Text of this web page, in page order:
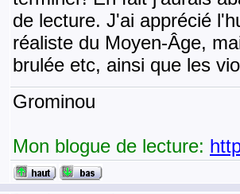
de lecture. J'ai apprécié
réaliste du Moyen-Âge,
brulée etc, ainsi que les
Grominou
Mon blogue de lecture: